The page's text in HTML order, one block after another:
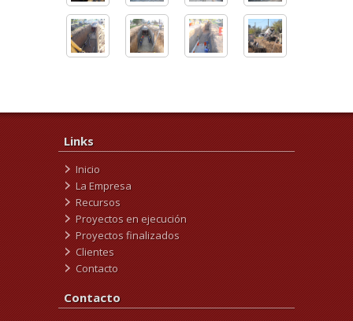
Links
Inicio
La Empresa
Recursos
Proyectos en ejecución
Proyectos finalizados
Clientes
Contacto
Contacto